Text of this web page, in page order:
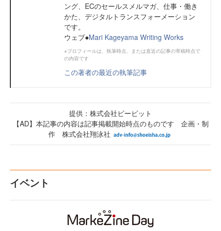
ング、ECのセールスメルマガ、仕事・働き
かた、デジタルトランスフォーメーション
です。
ウェブ●Mari Kageyama Writing Works
※プロフィールは、執筆時点、または直近の記事の寄稿時点で
の内容です
この著者の最近の執筆記事
提供：株式会社ビービット
【AD】本記事の内容は記事掲載開始時点のものです 企画・制
作 株式会社翔泳社
イベント